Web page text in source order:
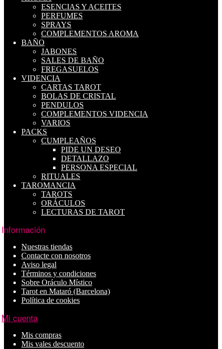
ESENCIAS Y ACEITES
PERFUMES
SPRAYS
COMPLEMENTOS AROMA
BAÑO
JABONES
SALES DE BAÑO
FREGASUELOS
VIDENCIA
CARTAS TAROT
BOLAS DE CRISTAL
PENDULOS
COMPLEMENTOS VIDENCIA
VARIOS
PACKS
CUMPLEAÑOS
PIDE UN DESEO
DETALLAZO
PERSONA ESPECIAL
RITUALES
TAROMANCIA
TAROTS
ORÁCULOS
LECTURAS DE TAROT
Información
Nuestras tiendas
Contacte con nosotros
Aviso legal
Términos y condiciones
Sobre Oráculo Místico
Tarot en Mataró (Barcelona)
Política de cookies
Mi cuenta
Mis compras
Mis vales descuento